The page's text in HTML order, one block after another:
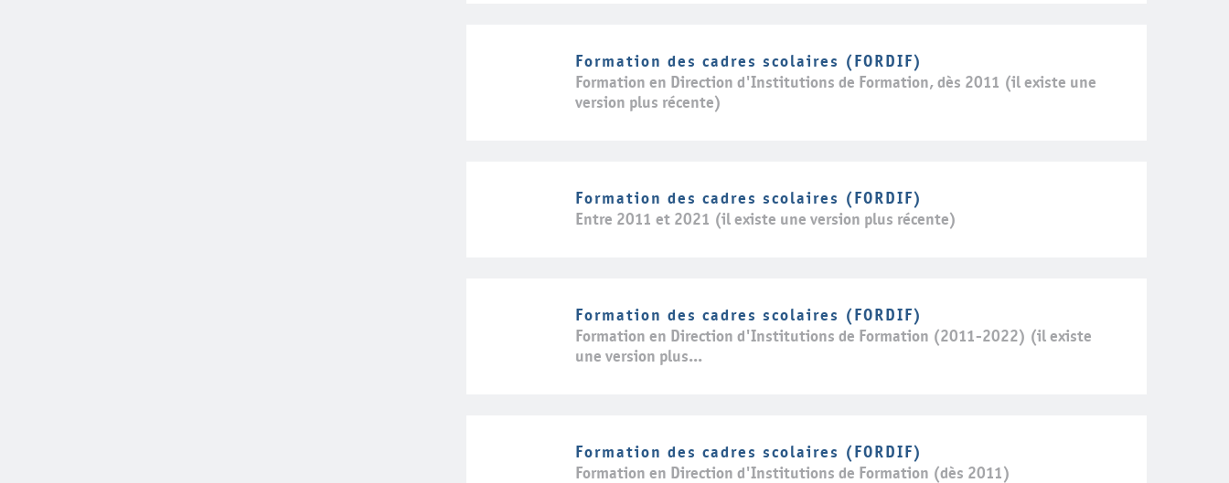
Formation des cadres scolaires (FORDIF)
Formation en Direction d'Institutions de Formation, dès 2011 (il existe une
version plus récente)
Formation des cadres scolaires (FORDIF)
Entre 2011 et 2021 (il existe une version plus récente)
Formation des cadres scolaires (FORDIF)
Formation en Direction d'Institutions de Formation (2011-2022) (il existe
une version plus...
Formation des cadres scolaires (FORDIF)
Formation en Direction d'Institutions de Formation (dès 2011)